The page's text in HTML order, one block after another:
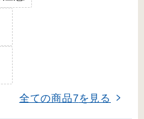
全ての商品7を見る